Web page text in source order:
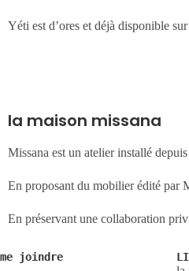
Yéti est d’ores et déjà disponible
la maison missana
Missana est un atelier installé
En proposant du mobilier édité par
En préservant une collaboration
me joindre